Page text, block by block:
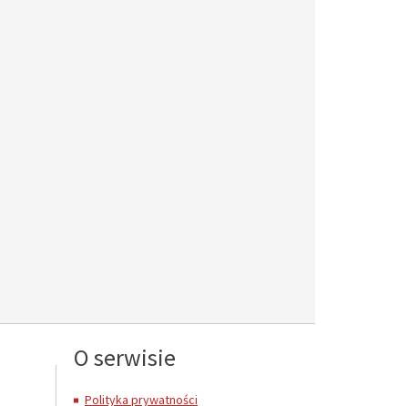
O serwisie
Polityka prywatności